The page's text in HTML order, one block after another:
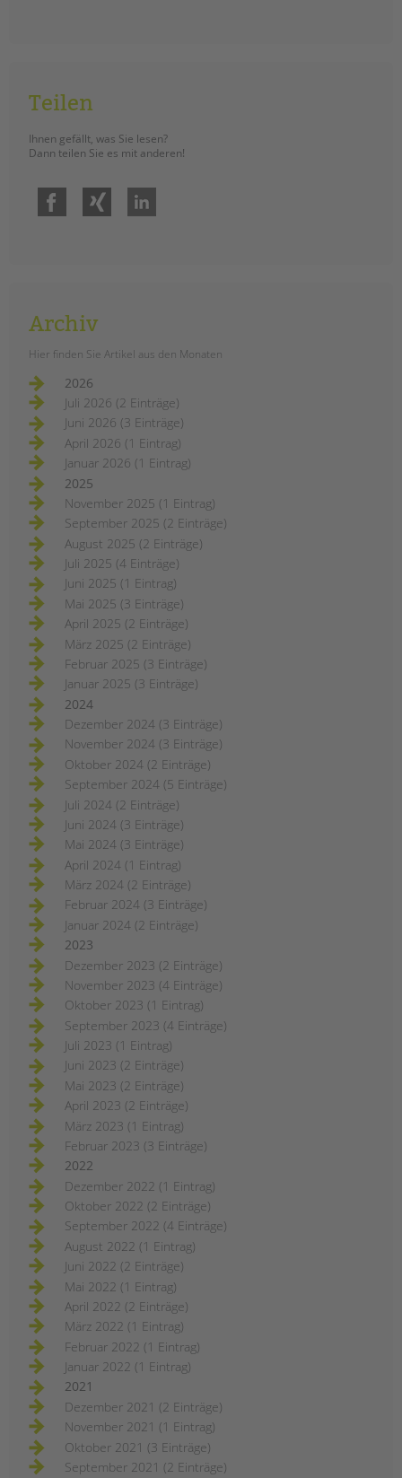
PRESSE
KONTAKT
Datenschutz
Hinweisgebersystem
Teilen
Ihnen gefällt, was Sie lesen?
Dann teilen Sie es mit anderen!
Facebook
Archiv
Hier finden Sie Artikel aus den Monaten
2026
Juli 2026 (2 Einträge)
Juni 2026 (3 Einträge)
April 2026 (1 Eintrag)
Januar 2026 (1 Eintrag)
2025
November 2025 (1 Eintrag)
September 2025 (2 Einträge)
August 2025 (2 Einträge)
Juli 2025 (4 Einträge)
Juni 2025 (1 Eintrag)
Mai 2025 (3 Einträge)
April 2025 (2 Einträge)
März 2025 (2 Einträge)
Februar 2025 (3 Einträge)
Januar 2025 (3 Einträge)
2024
Dezember 2024 (3 Einträge)
November 2024 (3 Einträge)
Oktober 2024 (2 Einträge)
September 2024 (5 Einträge)
Juli 2024 (2 Einträge)
Juni 2024 (3 Einträge)
Mai 2024 (3 Einträge)
April 2024 (1 Eintrag)
März 2024 (2 Einträge)
Februar 2024 (3 Einträge)
Januar 2024 (2 Einträge)
2023
Dezember 2023 (2 Einträge)
November 2023 (4 Einträge)
Oktober 2023 (1 Eintrag)
September 2023 (4 Einträge)
Juli 2023 (1 Eintrag)
Juni 2023 (2 Einträge)
Mai 2023 (2 Einträge)
April 2023 (2 Einträge)
März 2023 (1 Eintrag)
Februar 2023 (3 Einträge)
2022
Dezember 2022 (1 Eintrag)
Oktober 2022 (2 Einträge)
September 2022 (4 Einträge)
August 2022 (1 Eintrag)
Juni 2022 (2 Einträge)
Mai 2022 (1 Eintrag)
April 2022 (2 Einträge)
März 2022 (1 Eintrag)
Februar 2022 (1 Eintrag)
Januar 2022 (1 Eintrag)
2021
Dezember 2021 (2 Einträge)
November 2021 (1 Eintrag)
Oktober 2021 (3 Einträge)
September 2021 (2 Einträge)